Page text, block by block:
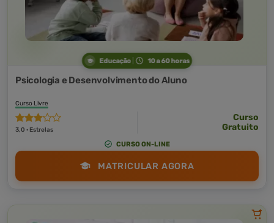
Educação 10 a 60 horas
Psicologia e Desenvolvimento do Aluno
Curso Livre
3,0 · Estrelas
Curso
Gratuito
CURSO ON-LINE
MATRICULAR AGORA